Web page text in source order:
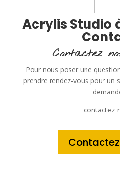
Acrylis Studio
Contactez
Pour nous poser une
prendre rendez-vous pour un
contactez-